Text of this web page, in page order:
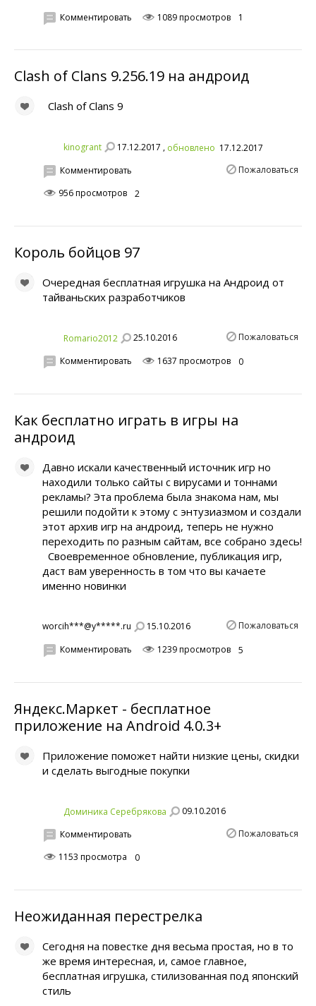
Комментировать
1089 просмотров 1
Clash of Clans 9.256.19 на андроид
Clash of Clans 9
kinogrant 17.12.2017 , обновлено 17.12.2017
Пожаловаться
Комментировать
956 просмотров
2
Король бойцов 97
Очередная бесплатная игрушка на Андроид от
тайваньских разработчиков
Romario2012 25.10.2016 Пожаловаться
Комментировать 1637 просмотров 0
Как бесплатно играть в игры на
андроид
Давно искали качественный источник игр но
находили только сайты с вирусами и тоннами
рекламы? Эта проблема была знакома нам, мы
решили подойти к этому с энтузиазмом и создали
этот архив игр на андроид, теперь не нужно
переходить по разным сайтам, все собрано здесь!
Своевременное обновление, публикация игр,
даст вам уверенность в том что вы качаете
именно новинки
worcih***@y*****.ru 15.10.2016 Пожаловаться
Комментировать 1239 просмотров 5
Яндекс.Маркет - бесплатное
приложение на Android 4.0.3+
Приложение поможет найти низкие цены, скидки
и сделать выгодные покупки
Доминика Серебрякова
09.10.2016
Пожаловаться
Комментировать
1153 просмотра
0
Неожиданная перестрелка
Сегодня на повестке дня весьма простая, но в то
же время интересная, и, самое главное,
бесплатная игрушка, стилизованная под японский
стиль